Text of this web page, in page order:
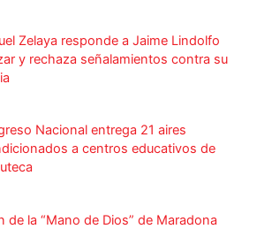
Zelaya responde a Jaime Lindolfo
y rechaza señalamientos contra su
Nacional entrega 21 aires
a centros educativos de
de la “Mano de Dios” de Maradona